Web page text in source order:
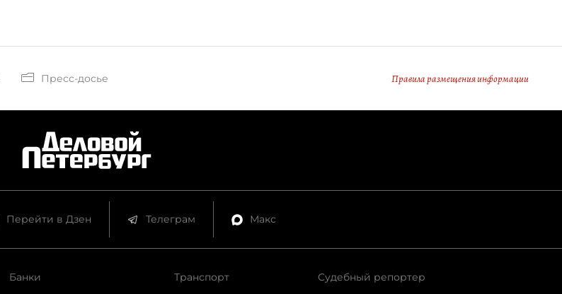
Пресс-досье Правила размещения информации
Перейти в Дзен Телеграм Макс
Банки
Транспорт
Судебный репортер